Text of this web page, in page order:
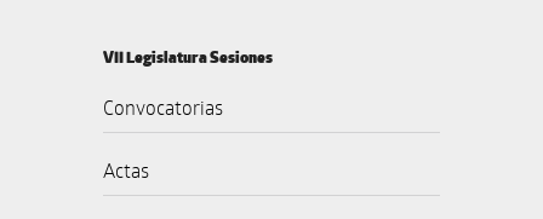
VII Legislatura Sesiones
Convocatorias
Actas